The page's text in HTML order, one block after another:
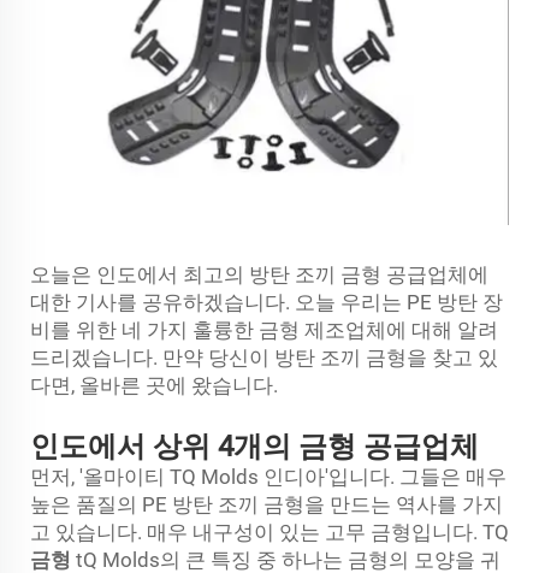
오늘은 인도에서 최고의 방탄 조끼 금형 공급업체에
대한 기사를 공유하겠습니다. 오늘 우리는 PE 방탄 장
비를 위한 네 가지 훌륭한 금형 제조업체에 대해 알려
드리겠습니다. 만약 당신이 방탄 조끼 금형을 찾고 있
다면, 올바른 곳에 왔습니다.
인도에서 상위 4개의 금형 공급업체
먼저, '올마이티 TQ Molds 인디아'입니다. 그들은 매우
높은 품질의 PE 방탄 조끼 금형을 만드는 역사를 가지
고 있습니다. 매우 내구성이 있는 고무 금형입니다. TQ
금형 tQ Molds의 큰 특징 중 하나는 금형의 모양을 귀